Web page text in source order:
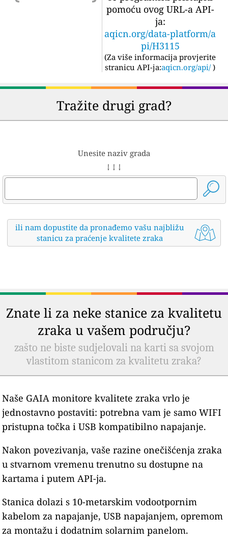
pomoću ovog URL-a API-
ja:
aqicn.org/data-platform/a
pi/H3115
(Za više informacija provjerite
stranicu API-ja:aqicn.org/api/ )
Tražite drugi grad?
Unesite naziv grada
↓ ↓ ↓
ili nam dopustite da pronađemo vašu najbližu
stanicu za praćenje kvalitete zraka
Znate li za neke stanice za kvalitetu
zraka u vašem području?
zašto ne biste sudjelovali na karti sa svojom
vlastitom stanicom za kvalitetu zraka?
Naše GAIA monitore kvalitete zraka vrlo je
jednostavno postaviti: potrebna vam je samo WIFI
pristupna točka i USB kompatibilno napajanje.
Nakon povezivanja, vaše razine onečišćenja zraka
u stvarnom vremenu trenutno su dostupne na
kartama i putem API-ja.
Stanica dolazi s 10-metarskim vodootpornim
kabelom za napajanje, USB napajanjem, opremom
za montažu i dodatnim solarnim panelom.